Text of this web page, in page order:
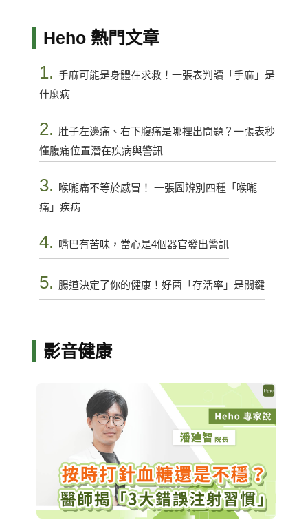
Heho 熱門文章
1. 手麻可能是身體在求救！一張表判讀「手麻」是
什麼病
2. 肚子左邊痛、右下腹痛是哪裡出問題？一張表秒
懂腹痛位置潛在疾病與警訊
3. 喉嚨痛不等於感冒！ 一張圖辨別四種「喉嚨
痛」疾病
4. 嘴巴有苦味，當心是4個器官發出警訊
5. 腸道決定了你的健康！好菌「存活率」是關鍵
影音健康